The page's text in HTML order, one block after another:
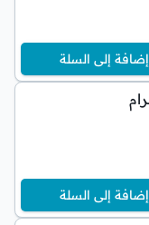
إضافة إلى السلة
إضافة إلى السلة